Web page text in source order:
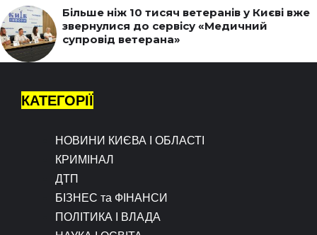
Більше ніж 10 тисяч ветеранів у Києві вже
звернулися до сервісу «Медичний
супровід ветерана»
КАТЕГОРІЇ
НОВИНИ КИЄВА І ОБЛАСТІ
КРИМІНАЛ
ДТП
БІЗНЕС та ФІНАНСИ
ПОЛІТИКА І ВЛАДА